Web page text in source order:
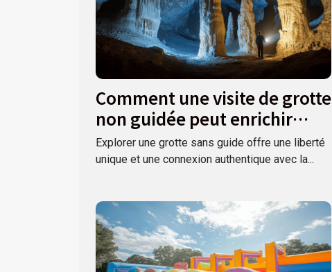
Comment une visite de grotte
non guidée peut enrichir
votre expérience ?
Explorer une grotte sans guide offre une liberté
unique et une connexion authentique avec la...